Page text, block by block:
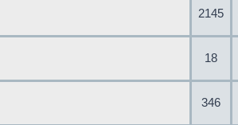
2145
18
346